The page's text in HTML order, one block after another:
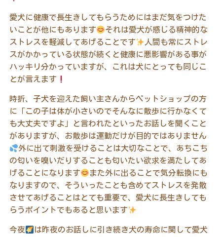
愛犬に健康で長生きしてもらうためにはまだ気をつけた
いことが他にもあります
それは愛犬が感じる精神的な
ストレスを軽減してあげることです
人間も常にストレ
スがかかっている状態が続くと健康に悪影響がある事が
ハッキリ分かっていますが、これは犬にとっても同じこ
とが言えます
時折、子犬を迎えた飼い主さんからペットショップの方
に「この子は体が小さいのでそんなに散歩に行かなくて
も大丈夫ですよ」と言われたといったお話しを聞くこと
がありますが、お散歩は運動だけが目的ではありません
外に出て刺激を受けることは大切なことで、あちこち
の匂いを嗅いだりすることも匂いたい欲求を満たしてあ
げることになります
また外に出ることで気分転換にも
なりますので、そういったことも含めてストレスを発散
させてあげることはとても重要で、愛犬に長生きしても
らうポイントでもあると思います
今夜
は昨夜のお話しに引き続き犬の寿命に関して愛犬